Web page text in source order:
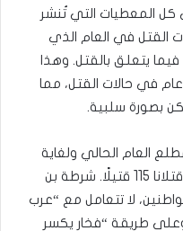
المعطيات التي تُنشر
في العام الذي
يتعلق بالقتل. وهذا
في حالات القتل، مما
بصورة سلبية.
العام الحالي ولغاية
اليوم، فحدّث ولا حرج، إذ بلغ عدد قتلانا 115 قتيلًا. شرطة بن
لا تتعامل مع “عرب
وعلى طريقة “فخار يكسر